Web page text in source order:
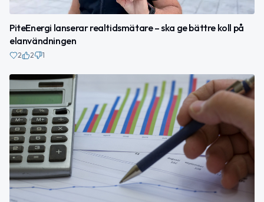
PiteEnergi lanserar realtidsmätare – ska ge bättre koll på
elanvändningen
2 2 1